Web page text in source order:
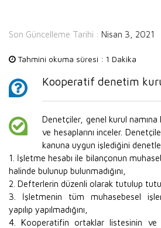
Son Güncelleme Tarihi : Nisan 3, 2021
Tahmini okuma süresi : 1 Dakika
Kooperatif denetim
Denetçiler, genel kurul
ve hesaplarını inceler.
kanuna uygun işlediğini
1. İşletme hesabı ile bilançonun
halinde bulunup bulunmadığını,
2. Defterlerin düzenli olarak tutulup
3. İşletmenin tüm muhasebesel
yapılıp yapılmadığını,
4. Kooperatifin ortaklar listesinin